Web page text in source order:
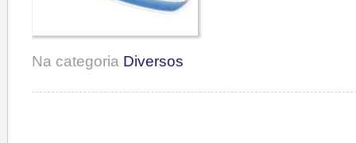
Na categoria Diversos